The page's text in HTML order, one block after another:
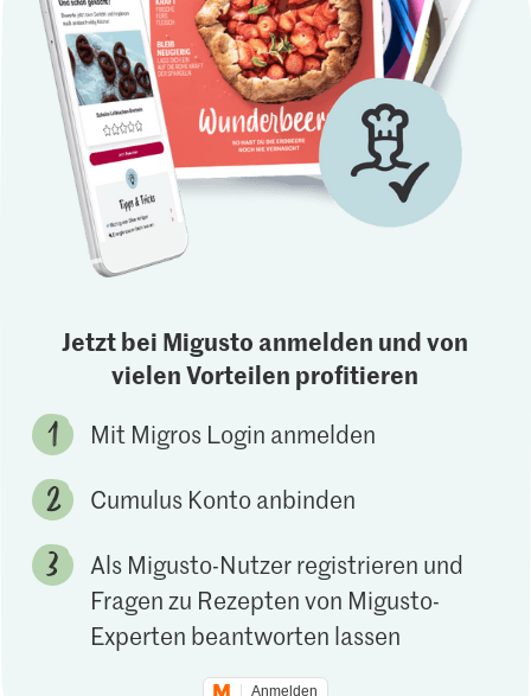
Jetzt bei Migusto anmelden und von
vielen Vorteilen profitieren
Mit Migros Login anmelden
Cumulus Konto anbinden
Als Migusto-Nutzer registrieren und
Fragen zu Rezepten von Migusto-
Experten beantworten lassen
Anmelden